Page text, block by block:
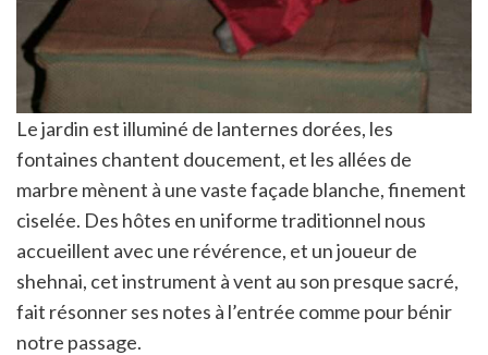
Le jardin est illuminé de lanternes dorées, les
fontaines chantent doucement, et les allées de
marbre mènent à une vaste façade blanche, finement
ciselée. Des hôtes en uniforme traditionnel nous
accueillent avec une révérence, et un joueur de
shehnai, cet instrument à vent au son presque sacré,
fait résonner ses notes à l’entrée comme pour bénir
notre passage.